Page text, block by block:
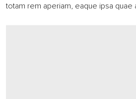
totam rem aperiam, eaque ipsa quae